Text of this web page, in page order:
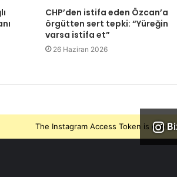
CHP’den istifa eden Özcan’a
örgütten sert tepki: “Yüreğin
varsa istifa et”
26 Haziran 2026
The Instagram Access Token is